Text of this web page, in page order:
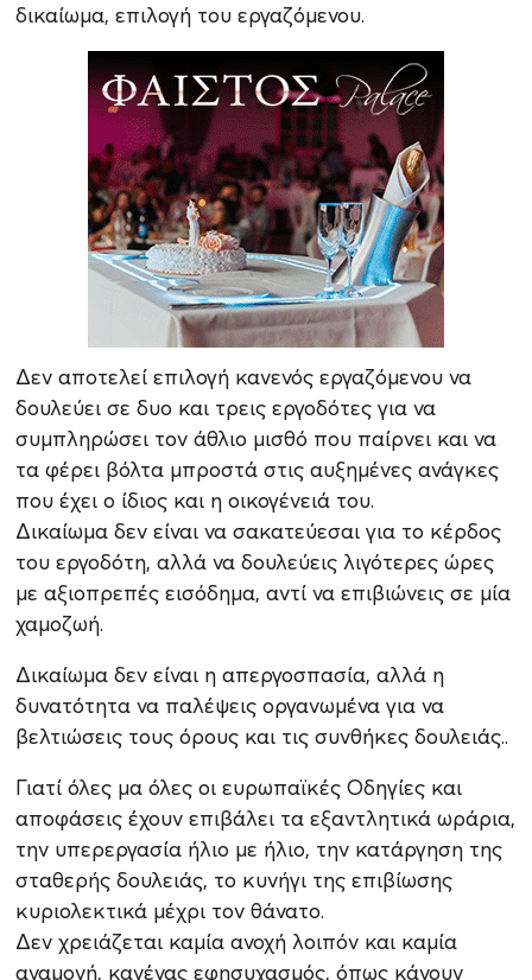
δικαίωμα, επιλογή του εργαζόμενου.
Δεν αποτελεί επιλογή κανενός εργαζόμενου να
δουλεύει σε δυο και τρεις εργοδότες για να
συμπληρώσει τον άθλιο μισθό που παίρνει και να
τα φέρει βόλτα μπροστά στις αυξημένες ανάγκες
που έχει ο ίδιος και η οικογένειά του.
Δικαίωμα δεν είναι να σακατεύεσαι για το κέρδος
του εργοδότη, αλλά να δουλεύεις λιγότερες ώρες
με αξιοπρεπές εισόδημα, αντί να επιβιώνεις σε μία
χαμοζωή.
Δικαίωμα δεν είναι η απεργοσπασία, αλλά η
δυνατότητα να παλέψεις οργανωμένα για να
βελτιώσεις τους όρους και τις συνθήκες δουλειάς..
Γιατί όλες μα όλες οι ευρωπαϊκές Οδηγίες και
αποφάσεις έχουν επιβάλει τα εξαντλητικά ωράρια,
την υπερεργασία ήλιο με ήλιο, την κατάργηση της
σταθερής δουλειάς, το κυνήγι της επιβίωσης
κυριολεκτικά μέχρι τον θάνατο.
Δεν χρειάζεται καμία ανοχή λοιπόν και καμία
αναμονή, κανένας εφησυχασμός, όπως κάνουν